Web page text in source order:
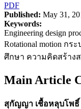
PDF
Published: May 31,
Keywords:
Engineering design
Rotational motion ก
ศึกษา ความคิดสร้าง
Main Article
สุกัญญา เชื้อหลุบโพธิ์